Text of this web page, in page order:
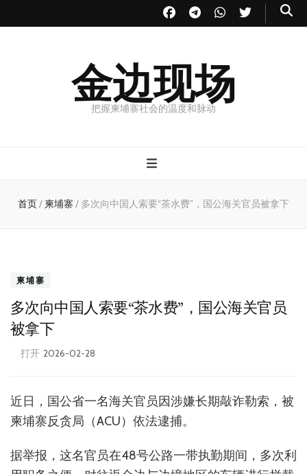
金边现场
把握柬埔寨社会的温度和脉动
首页/ 柬埔寨 / 多次向中国人索要“茶水费”，国公海关官员被拿下
柬埔寨
多次向中国人索要“茶水费”，国公海关官员
被拿下
打开 2026-02-28
近日，国公省一名海关官员因涉嫌长期敲诈勒索，被
柬埔寨反贪局（ACU）依法逮捕。
据举报，这名官员在48号公路一带执勤期间，多次利